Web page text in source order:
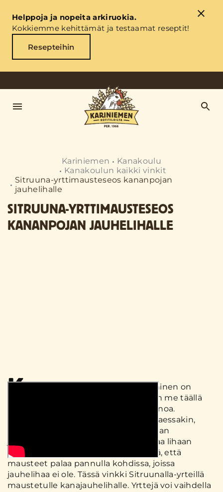
Helppoja ja nopeita arkiruokia.
Kokkiemme kehittämät ja testaamat reseptit!
Resepteihin
Kariniemen
Kanakoulu
Kanakoulun kaikki vinkit
Sitruuna-yrttimausteseos kananpojan
jauhelihalle
SITRUUNA-YRTTIMAUSTESEOS
KANANPOJAN JAUHELIHALLE
K
ananpojan jauhelihan maustaminen on
helppoa kuin heinänteko, kuten me täällä
Kariniemen kotiseudulla tavataan sanoa.
Jauhelihan voi toki maustaa paistettaessakin,
mutta kun mausteet sekoittaa raakaan
jauhelihaan, niin tälllöin mausteen saa lihaan
tasaisemmin, eikä ole olemassa riskiä, että
mausteet palaa pannulla kohdissa, joissa
jauhelihaa ei ole. Tässä vinkki Sitruunalla-yrteillä
maustetulle kanajauhelihalle. Yrttejä voi vaihdella